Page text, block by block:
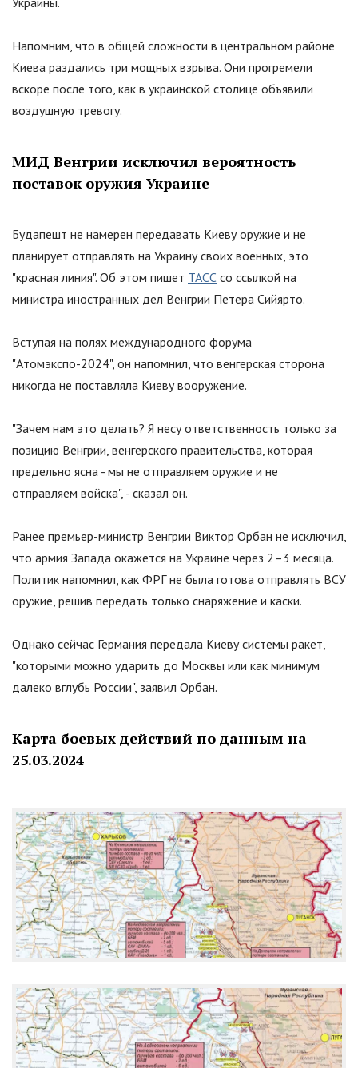
Напомним, что в общей сложности в центральном районе
Киева раздались три мощных взрыва. Они прогремели
вскоре после того, как в украинской столице объявили
воздушную тревогу.
МИД Венгрии исключил вероятность
поставок оружия Украине
Будапешт не намерен передавать Киеву оружие и не
планирует отправлять на Украину своих военных, это
"красная линия". Об этом пишет ТАСС со ссылкой на
министра иностранных дел Венгрии Петера Сийярто.
Вступая на полях международного форума
"Атомэкспо-2024", он напомнил, что венгерская сторона
никогда не поставляла Киеву вооружение.
"Зачем нам это делать? Я несу ответственность только за
позицию Венгрии, венгерского правительства, которая
предельно ясна - мы не отправляем оружие и не
отправляем войска", - сказал он.
Ранее премьер-министр Венгрии Виктор Орбан не исключил,
что армия Запада окажется на Украине через 2–3 месяца.
Политик напомнил, как ФРГ не была готова отправлять ВСУ
оружие, решив передать только снаряжение и каски.
Однако сейчас Германия передала Киеву системы ракет,
"которыми можно ударить до Москвы или как минимум
далеко вглубь России", заявил Орбан.
Карта боевых действий по данным на
25.03.2024